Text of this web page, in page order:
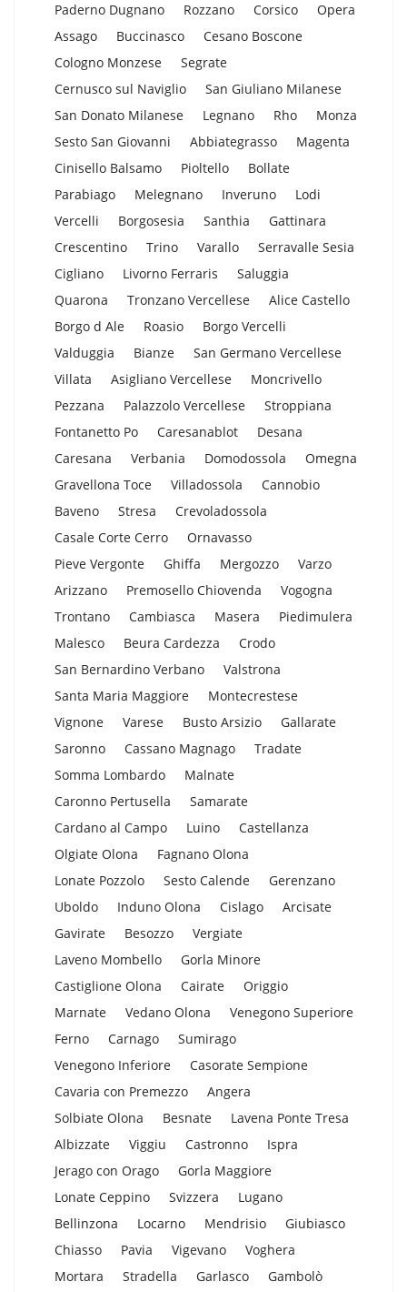
Paderno Dugnano
Rozzano Corsico
Opera
Assago
Buccinasco
Cesano Boscone
Cologno Monzese
Segrate
Cernusco sul Naviglio
San Giuliano Milanese
San Donato Milanese
Legnano Rho
Monza
Sesto San Giovanni
Abbiategrasso
Magenta
Cinisello Balsamo
Pioltello
Bollate
Parabiago
Melegnano Inveruno
Lodi
Vercelli
Borgosesia Santhia
Gattinara
Crescentino
Trino Varallo
Serravalle Sesia
Cigliano
Livorno Ferraris
Saluggia
Quarona
Tronzano Vercellese
Alice Castello
Borgo d Ale
Roasio
Borgo Vercelli
Valduggia
Bianze
San Germano Vercellese
Villata
Asigliano Vercellese
Moncrivello
Pezzana
Palazzolo Vercellese
Stroppiana
Fontanetto Po
Caresanablot
Desana
Caresana
Verbania Domodossola
Omegna
Gravellona Toce
Villadossola
Cannobio
Baveno
Stresa
Crevoladossola
Casale Corte Cerro
Ornavasso
Pieve Vergonte
Ghiffa Mergozzo
Varzo
Arizzano
Premosello Chiovenda
Vogogna
Trontano
Cambiasca Masera
Piedimulera
Malesco
Beura Cardezza
Crodo
San Bernardino Verbano
Valstrona
Santa Maria Maggiore
Montecrestese
Vignone
Varese Busto Arsizio
Gallarate
Saronno
Cassano Magnago
Tradate
Somma Lombardo
Malnate
Caronno Pertusella
Samarate
Cardano al Campo
Luino
Castellanza
Olgiate Olona
Fagnano Olona
Lonate Pozzolo
Sesto Calende
Gerenzano
Uboldo
Induno Olona Cislago
Arcisate
Gavirate
Besozzo
Vergiate
Laveno Mombello
Gorla Minore
Castiglione Olona
Cairate
Origgio
Marnate
Vedano Olona
Venegono Superiore
Ferno
Carnago
Sumirago
Venegono Inferiore
Casorate Sempione
Cavaria con Premezzo
Angera
Solbiate Olona
Besnate
Lavena Ponte Tresa
Albizzate
Viggiu Castronno
Ispra
Jerago con Orago
Gorla Maggiore
Lonate Ceppino
Svizzera
Lugano
Bellinzona
Locarno Mendrisio
Giubiasco
Chiasso
Pavia Vigevano
Voghera
Mortara
Stradella Garlasco
Gambolò